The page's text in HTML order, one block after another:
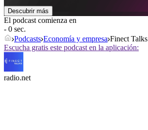
Descubrir más
El podcast comienza en
- 0 sec.
Podcasts Economía y empresa Finect Talks
Escucha gratis este podcast en la aplicación:
radio.net